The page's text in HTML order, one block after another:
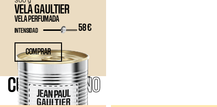
VELA GAULTIER
VELA PERFUMADA
58 €
INTENSIDAD
COMPRAR
CUERPOY BAÑO